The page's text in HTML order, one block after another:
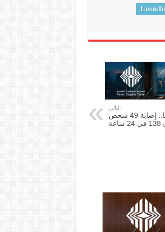
LinkedIn
التالي
كورونا في النمسا.. إصابة 49 شخص